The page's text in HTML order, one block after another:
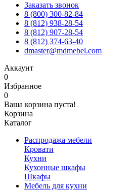
Заказать звонок
8 (800) 300-82-84
8 (812) 938-28-54
8 (812) 907-28-54
8 (812) 374-63-40
dmaster@mdmebel.com
Аккаунт
0
Избранное
0
Ваша корзина пуста!
Корзина
Каталог
Распродажа мебели
Кровати
Кухни
Кухонные шкафы
Шкафы
Мебель для кухни